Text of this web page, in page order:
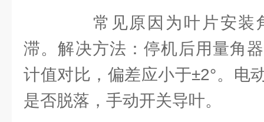
常见原因为叶片安装
滞。解决方法：停机后用量角
计值对比，偏差应小于±2°。电
是否脱落，手动开关导叶。